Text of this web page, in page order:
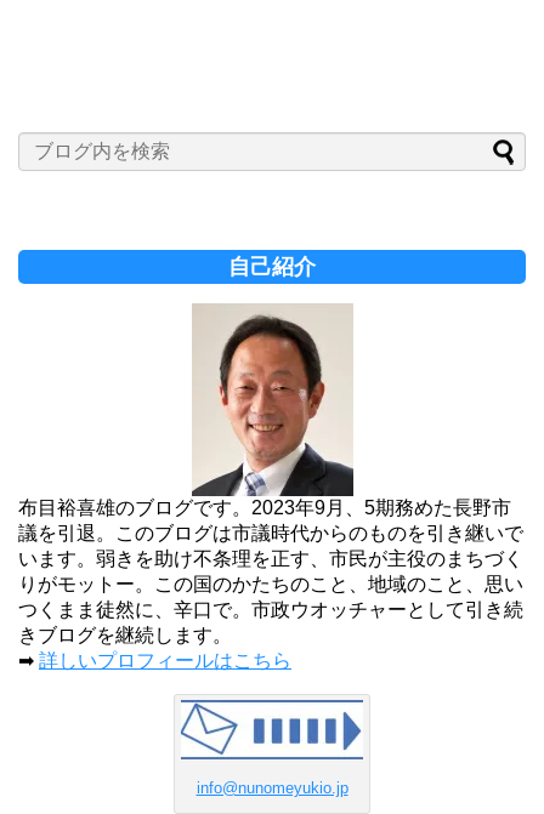
自己紹介
布目裕喜雄のブログです。2023年9月、5期務めた長野市
議を引退。このブログは市議時代からのものを引き継いで
います。弱きを助け不条理を正す、市民が主役のまちづく
りがモットー。この国のかたちのこと、地域のこと、思い
つくまま徒然に、辛口で。市政ウオッチャーとして引き続
きブログを継続します。
➡ 詳しいプロフィールはこちら
info@nunomeyukio.jp